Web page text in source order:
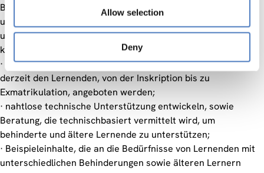
Allow selection
Deny
Behinderung oder ältere Studierende anbietet, durchführen,
um die Probleme zu verstehen, mit denen sie zu tun haben
und zu untersuchen, wie sie besser unterstützt werden
könnten;
· die verschiedenen Dienstleistungen untersuchen, die
derzeit den Lernenden, von der Inskription bis zu
Exmatrikulation, angeboten werden;
· nahtlose technische Unterstützung entwickeln, sowie
Beratung, die technischbasiert vermittelt wird, um
behinderte und ältere Lernende zu unterstützen;
· Beispieleinhalte, die an die Bedürfnisse von Lernenden mit
unterschiedlichen Behinderungen sowie älteren Lernern